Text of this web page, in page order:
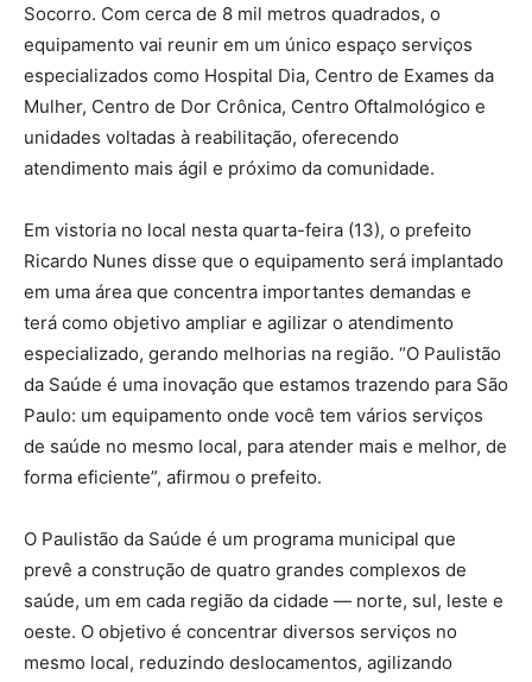
Socorro. Com cerca de 8 mil metros quadrados, o
equipamento vai reunir em um único espaço serviços
especializados como Hospital Dia, Centro de Exames da
Mulher, Centro de Dor Crônica, Centro Oftalmológico e
unidades voltadas à reabilitação, oferecendo
atendimento mais ágil e próximo da comunidade.
Em vistoria no local nesta quarta-feira (13), o prefeito
Ricardo Nunes disse que o equipamento será implantado
em uma área que concentra importantes demandas e
terá como objetivo ampliar e agilizar o atendimento
especializado, gerando melhorias na região. “O Paulistão
da Saúde é uma inovação que estamos trazendo para São
Paulo: um equipamento onde você tem vários serviços
de saúde no mesmo local, para atender mais e melhor, de
forma eficiente”, afirmou o prefeito.
O Paulistão da Saúde é um programa municipal que
prevê a construção de quatro grandes complexos de
saúde, um em cada região da cidade — norte, sul, leste e
oeste. O objetivo é concentrar diversos serviços no
mesmo local, reduzindo deslocamentos, agilizando